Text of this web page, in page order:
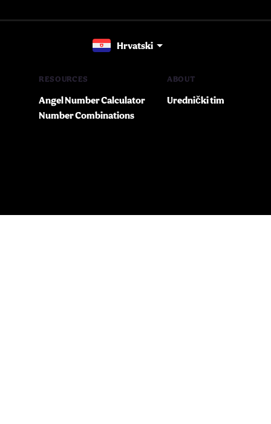
Hrvatski
RESOURCES
Angel Number Calculator
Number Combinations
ABOUT
Urednički tim